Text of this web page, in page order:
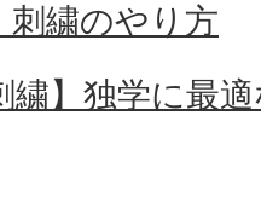
刺繍のやり方
繍】独学に最